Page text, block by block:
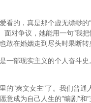
看的，真是那个虚无缥缈
面对争议，她能用一句“我
敢在婚姻走到尽头时果断转
一部现实主义的个人奋斗
的“爽文女主”了。我们普
意成为自己人生的“编剧”和“